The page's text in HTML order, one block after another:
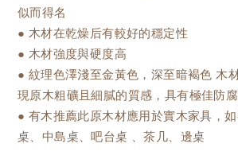
似而得名
● 木材在乾燥后有較好的穩定性
● 木材強度與硬度高
● 紋理色澤淺至金黃色，深至暗褐色 木
現原木粗礦且細膩的質感，具有極佳防
● 有木推薦此原木材應用於實木家具，
桌、中島桌、吧台桌 、茶几、邊桌